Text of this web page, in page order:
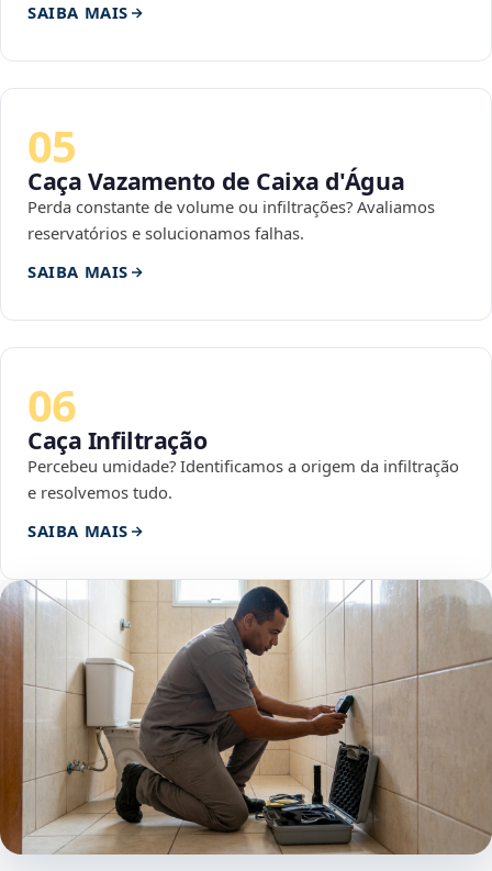
SAIBA MAIS
05
Caça Vazamento de Caixa d'Água
Perda constante de volume ou infiltrações? Avaliamos
reservatórios e solucionamos falhas.
SAIBA MAIS
06
Caça Infiltração
Percebeu umidade? Identificamos a origem da infiltração
e resolvemos tudo.
SAIBA MAIS